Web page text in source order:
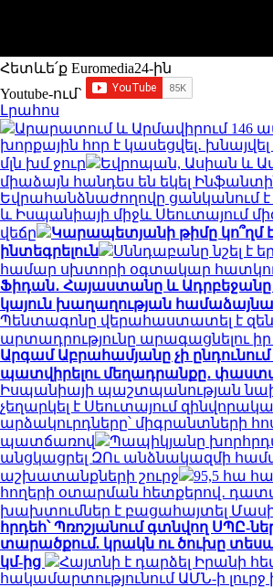
Հետևե՛ք Euromedia24-ին
Youtube-ում`
Լրահոս
Արարատում և Արմավիրում 146
խորքային հոր է կասեցվել․
մլն խմ ջուր
Եվրոպան, Ասիան և
միաձայն հանդես են եկել
Եվրահանձնաժողովը ցանկանում է
և Իսպանիայի միջև Սեուտայում
վեճը
Կարապետյանի թիմը կո՞ղմ
ինտեգրելուն
Սննդաբանը նշել է
համար սխտորի օգտակար
Ֆիդան․ Հայաստանը և Ադրբեջանը
կայուն խաղաղության
Պենտագոնը վերահաստատել է
արտադրությունը արագացնելու
Արգամ Աբրահամյանը չի
պատվիրելու մեղադրանքը․
Իսպանիայի պաշտպանության
չեղարկել է Սեուտայում
արձակուրդները՝ միգրանտների
պատճառով
Պապիկյանը
անցկացրել ԶՈւ անձնակազմի
աշխատանքների շուրջ
95,5 հա
հողերի օտարման հետքերով․
խախտումներ է բացահայտել
հրդեհ՝ Պռոշյանում գտնվող ՍՊԸ-
տարածքում. կրակն ու ծուխը
կմ-ից
Հայտնի է դարձել Իրանի
հակամարտությունում ԱՄՆ-ի